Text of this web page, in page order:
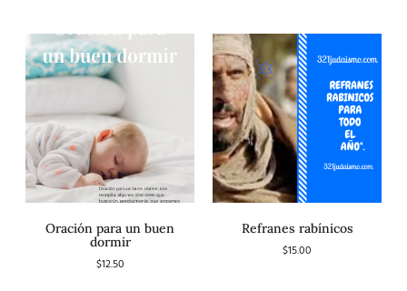
Oración para un buen
dormir
$12.50
Refranes rabínicos
$15.00